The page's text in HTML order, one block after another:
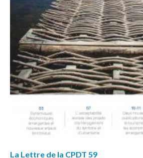
La Lettre de la CPDT 59